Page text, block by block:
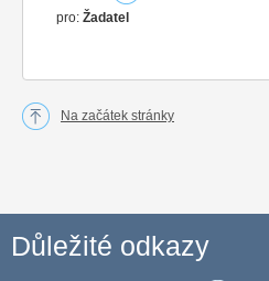
pro: Žadatel
Na začátek stránky
Důležité odkazy